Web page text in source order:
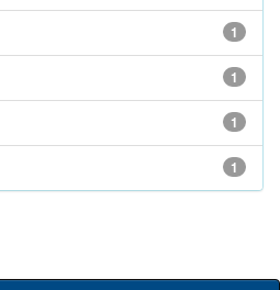
1
1
1
1